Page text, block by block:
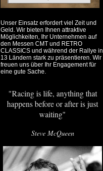
Unser Einsatz erfordert viel Zeit und
Geld. Wir bieten Ihnen attraktive
Möglichkeiten, Ihr Unternehmen auf
den Messen CMT und RETRO
CLASSICS und während der Rallye in
13 Ländern stark zu präsentieren. Wir
freuen uns über Ihr Engagement für
eine gute Sache.
"Racing is life, anything that
happens before or after is just
waiting"
Steve McQueen